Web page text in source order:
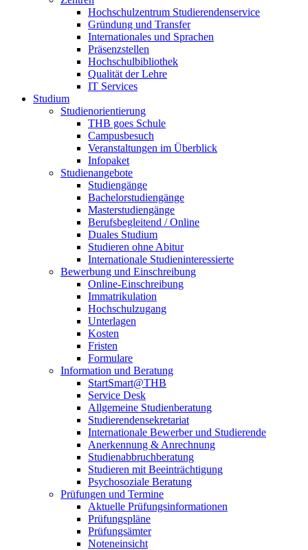
Hochschulzentrum Studierendenservice
Gründung und Transfer
Internationales und Sprachen
Präsenzstellen
Hochschulbibliothek
Qualität der Lehre
IT Services
Studium
Studienorientierung
THB goes Schule
Campusbesuch
Veranstaltungen im Überblick
Infopaket
Studienangebote
Studiengänge
Bachelorstudiengänge
Masterstudiengänge
Berufsbegleitend / Online
Duales Studium
Studieren ohne Abitur
Internationale Studieninteressierte
Bewerbung und Einschreibung
Online-Einschreibung
Immatrikulation
Hochschulzugang
Unterlagen
Kosten
Fristen
Formulare
Information und Beratung
StartSmart@THB
Service Desk
Allgemeine Studienberatung
Studierendensekretariat
Internationale Bewerber und Studierende
Anerkennung & Anrechnung
Studienabbruchberatung
Studieren mit Beeinträchtigung
Psychosoziale Beratung
Prüfungen und Termine
Aktuelle Prüfungsinformationen
Prüfungspläne
Prüfungsämter
Noteneinsicht